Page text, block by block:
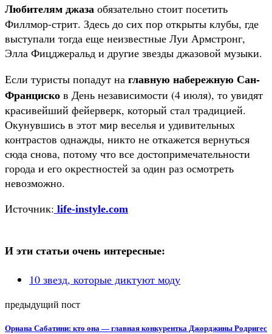
Любителям джаза обязательно стоит посетить
Филлмор-стрит. Здесь до сих пор открыты клубы, где
выступали тогда еще неизвестные Луи Армстронг,
Элла Фицджеральд и другие звезды джазовой музыки.
Если туристы попадут на главную набережную Сан-
Франциско в День независимости (4 июля), то увидят
красивейший фейерверк, который стал традицией.
Окунувшись в этот мир веселья и удивительных
контрастов однажды, никто не откажется вернуться
сюда снова, потому что все достопримечательности
города и его окрестностей за один раз осмотреть
невозможно.
Источник: life-instyle.com
И эти статьи очень интересные:
10 звезд, которые диктуют моду
предыдущий пост
Ориана Сабатини: кто она — главная конкурентка Джорджины Родригес